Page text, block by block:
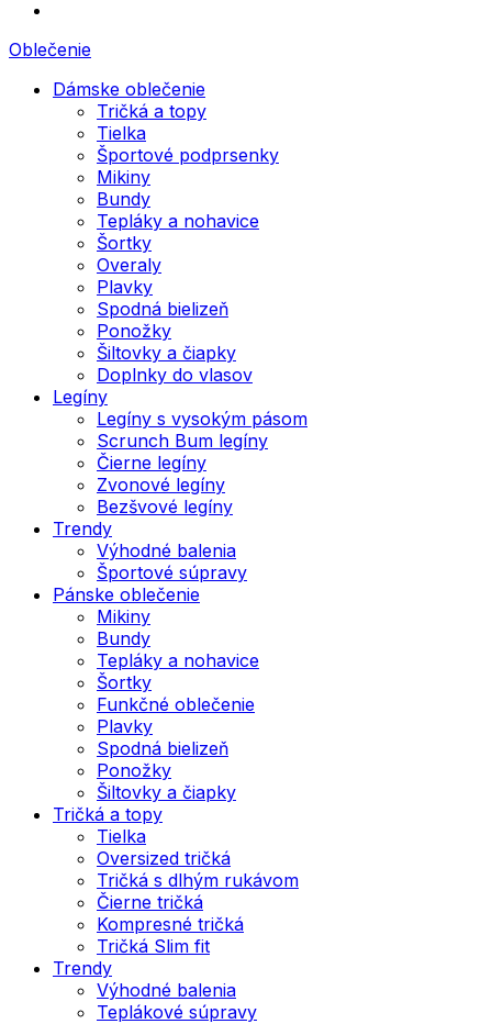
Oblečenie
Dámske oblečenie
Tričká a topy
Tielka
Športové podprsenky
Mikiny
Bundy
Tepláky a nohavice
Šortky
Overaly
Plavky
Spodná bielizeň
Ponožky
Šiltovky a čiapky
Doplnky do vlasov
Legíny
Legíny s vysokým pásom
Scrunch Bum legíny
Čierne legíny
Zvonové legíny
Bezšvové legíny
Trendy
Výhodné balenia
Športové súpravy
Pánske oblečenie
Mikiny
Bundy
Tepláky a nohavice
Šortky
Funkčné oblečenie
Plavky
Spodná bielizeň
Ponožky
Šiltovky a čiapky
Tričká a topy
Tielka
Oversized tričká
Tričká s dlhým rukávom
Čierne tričká
Kompresné tričká
Tričká Slim fit
Trendy
Výhodné balenia
Teplákové súpravy